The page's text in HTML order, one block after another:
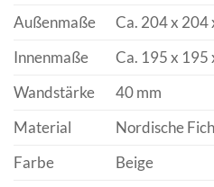
Außenmaße
Ca. 204 x 204
Innenmaße
Ca. 195 x 195
Wandstärke
40 mm
Material
Nordische
Farbe
Beige